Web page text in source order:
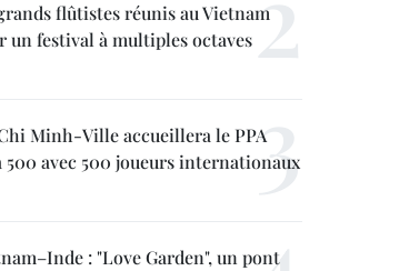
flûtistes réunis au Vietnam
un festival à multiples octaves
Minh-Ville accueillera le PPA
500 avec 500 joueurs internationaux
: "Love Garden", un pont